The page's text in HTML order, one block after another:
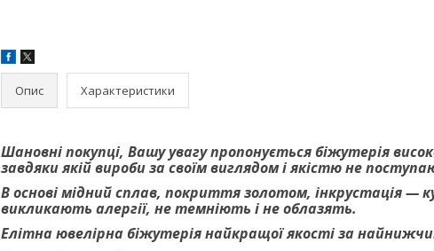
Опис Характеристики
Шановні покупці, Вашу увагу пропонується біжутерія
завдяки якій вироби за своїм виглядом і якістю не
В основі мідний сплав, покриття золотом, інкрустація —
викликають алергії, не темніють і не облазять.
Елітна ювелірна біжутерія найкращої якості за